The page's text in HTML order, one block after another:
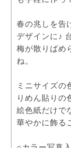
春の兆しを告
デザインに♪
梅が散りばめ
ね。
ミニサイズの
りめん貼りの
絵色紙だけで
華やかに飾る